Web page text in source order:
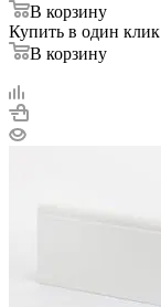
В корзину
Купить в один клик
В корзину